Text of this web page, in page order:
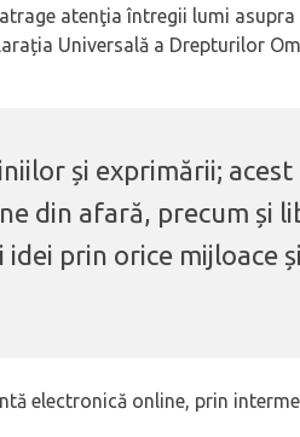
atenţia întregii lumi
Universală a Drepturilor
și exprimării;
din afară, precum și
prin orice mijloace
electronică online, prin